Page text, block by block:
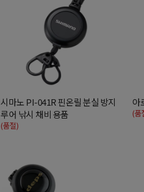
시마노 PI-041R 핀온릴 분실 방지
루어 낚시 채비 용품
(품절)
아
(품